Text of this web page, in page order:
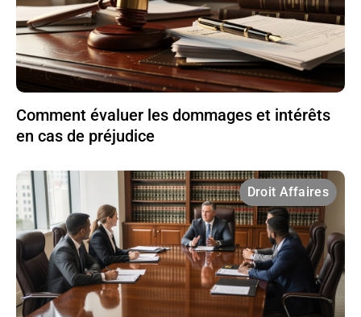
Comment évaluer les dommages et intérêts
en cas de préjudice
Droit Affaires